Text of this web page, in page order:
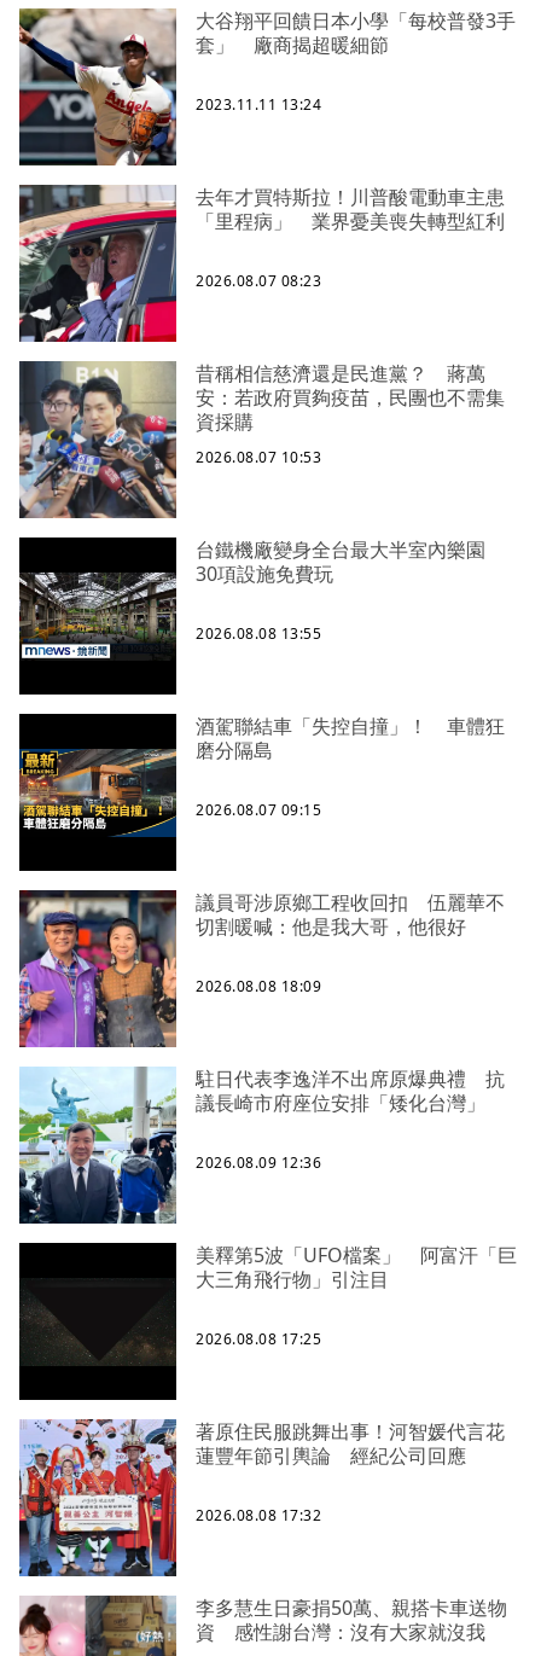
大谷翔平回饋日本小學「每校普發3手
套」 廠商揭超暖細節
2023.11.11 13:24
去年才買特斯拉！川普酸電動車主患
「里程病」 業界憂美喪失轉型紅利
2026.08.07 08:23
昔稱相信慈濟還是民進黨？ 蔣萬
安：若政府買夠疫苗，民團也不需集
資採購
2026.08.07 10:53
台鐵機廠變身全台最大半室內樂園
30項設施免費玩
2026.08.08 13:55
酒駕聯結車「失控自撞」！ 車體狂
磨分隔島
2026.08.07 09:15
議員哥涉原鄉工程收回扣 伍麗華不
切割暖喊：他是我大哥，他很好
2026.08.08 18:09
駐日代表李逸洋不出席原爆典禮 抗
議長崎市府座位安排「矮化台灣」
2026.08.09 12:36
美釋第5波「UFO檔案」 阿富汗「巨
大三角飛行物」引注目
2026.08.08 17:25
著原住民服跳舞出事！河智媛代言花
蓮豐年節引輿論 經紀公司回應
2026.08.08 17:32
李多慧生日豪捐50萬、親搭卡車送物
資 感性謝台灣：沒有大家就沒我